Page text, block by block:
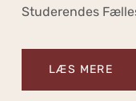
Studerendes
LÆS MERE